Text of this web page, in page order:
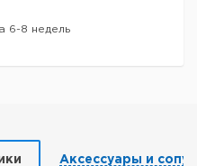
6-8 недель
Аксессуары и